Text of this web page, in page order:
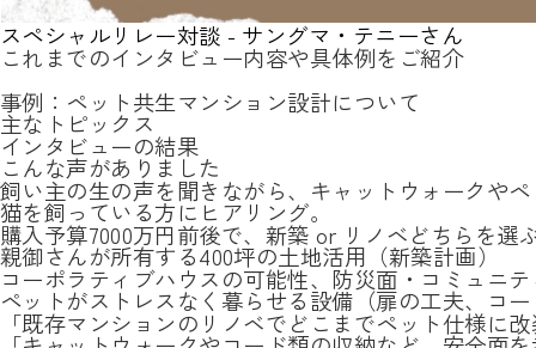
スペシャルリレー対談 - サングマ・テニーさん
これまでのインタビュー内容や具体例をご紹介
事例：ペット共生マンション設計について
主なトピックス
インタビューの結果
こんな声がありました
飼い主の生の声を聞きながら、キャットウォークや
猫を飼っている方にヒアリング。
購入予算7000万円前後で、新築 or リノベどちらを選
親御さんが所有する400坪の土地活用（新築計画）
コーポラティブハウスの可能性、防災面・コミュニ
ペットがストレスなく暮らせる設備（扉の工夫、コ
「既存マンションのリノベでどこまでペット仕様に